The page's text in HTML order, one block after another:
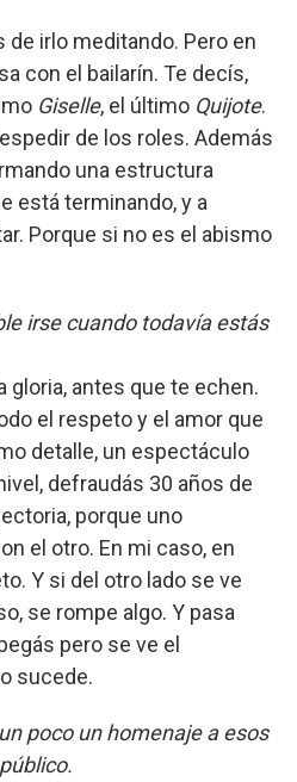
irlo meditando. Pero en
con el bailarín. Te decís,
Giselle, el último Quijote.
de los roles. Además
una estructura
está terminando, y a
Porque si no es el abismo
irse cuando todavía estás
gloria, antes que te echen.
el respeto y el amor que
detalle, un espectáculo
defraudás 30 años de
porque uno
el otro. En mi caso, en
Y si del otro lado se ve
se rompe algo. Y pasa
pero se ve el
sucede.
poco un homenaje a esos